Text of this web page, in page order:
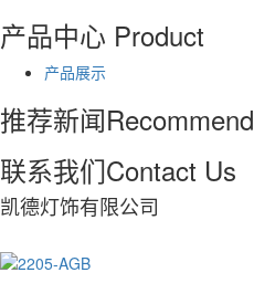
产品中心 Product
产品展示
推荐新闻Recommend
联系我们Contact Us
凯德灯饰有限公司